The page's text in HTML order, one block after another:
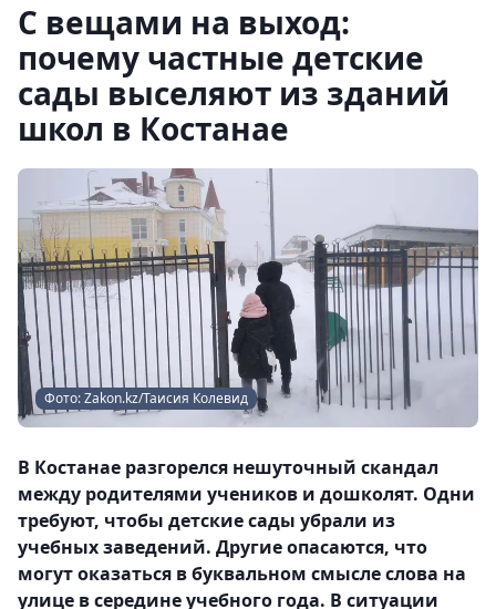
С вещами на выход:
почему частные детские
сады выселяют из зданий
школ в Костанае
Фото: Zakon.kz/Таисия Колевид
В Костанае разгорелся нешуточный скандал
между родителями учеников и дошколят. Одни
требуют, чтобы детские сады убрали из
учебных заведений. Другие опасаются, что
могут оказаться в буквальном смысле слова на
улице в середине учебного года. В ситуации